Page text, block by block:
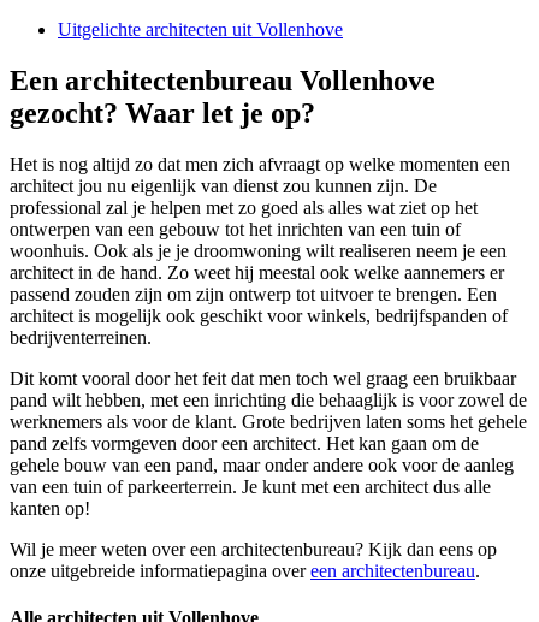
Uitgelichte architecten uit Vollenhove
Een architectenbureau Vollenhove
gezocht? Waar let je op?
Het is nog altijd zo dat men zich afvraagt op welke momenten een
architect jou nu eigenlijk van dienst zou kunnen zijn. De
professional zal je helpen met zo goed als alles wat ziet op het
ontwerpen van een gebouw tot het inrichten van een tuin of
woonhuis. Ook als je je droomwoning wilt realiseren neem je een
architect in de hand. Zo weet hij meestal ook welke aannemers er
passend zouden zijn om zijn ontwerp tot uitvoer te brengen. Een
architect is mogelijk ook geschikt voor winkels, bedrijfspanden of
bedrijventerreinen.
Dit komt vooral door het feit dat men toch wel graag een bruikbaar
pand wilt hebben, met een inrichting die behaaglijk is voor zowel de
werknemers als voor de klant. Grote bedrijven laten soms het gehele
pand zelfs vormgeven door een architect. Het kan gaan om de
gehele bouw van een pand, maar onder andere ook voor de aanleg
van een tuin of parkeerterrein. Je kunt met een architect dus alle
kanten op!
Wil je meer weten over een architectenbureau? Kijk dan eens op
onze uitgebreide informatiepagina overeen architectenbureau.
Alle architecten uit Vollenhove